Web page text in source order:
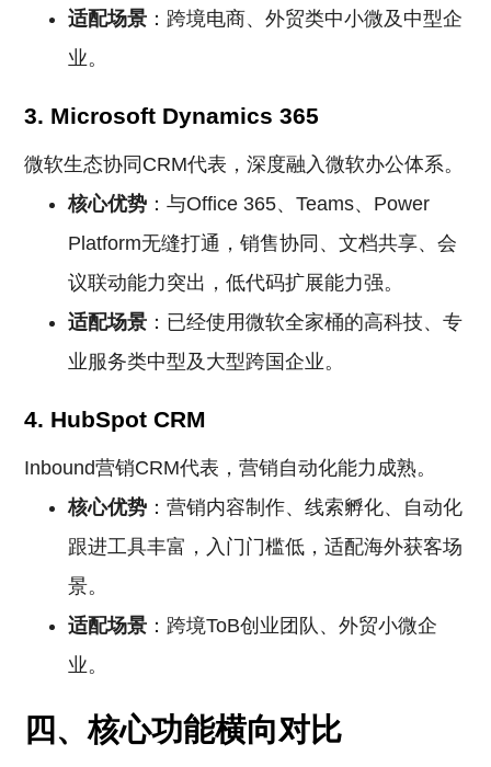
适配场景 ：跨境电商、外贸类中小微及中型企
业。
3. Microsoft Dynamics 365
微软生态协同CRM代表，深度融入微软办公体系。
核心优势 ：与Office 365、Teams、Power
Platform无缝打通，销售协同、文档共享、会
议联动能力突出，低代码扩展能力强。
适配场景 ：已经使用微软全家桶的高科技、专
业服务类中型及大型跨国企业。
4. HubSpot CRM
Inbound营销CRM代表，营销自动化能力成熟。
核心优势 ：营销内容制作、线索孵化、自动化
跟进工具丰富，入门门槛低，适配海外获客场
景。
适配场景 ：跨境ToB创业团队、外贸小微企
业。
四、核心功能横向对比